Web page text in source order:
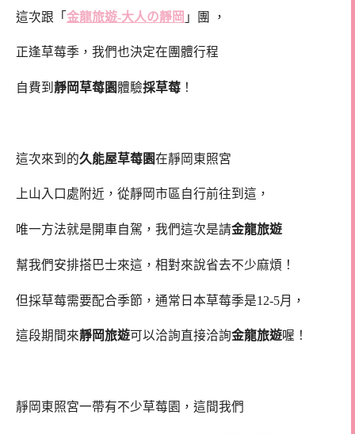
這次跟「 金龍旅遊-大人の靜岡 」團 ，
正逢草莓季，我們也決定在團體行程
自費到 靜岡草莓園體驗採草莓 ！
這次來到的久能屋草莓園在靜岡東照宮
上山入口處附近，從靜岡市區自行前往到這，
唯一方法就是開車自駕，我們這次是請金龍旅遊
幫我們安排搭巴士來這，相對來說省去不少麻煩！
但採草莓需要配合季節，通常日本草莓季是12-5月，
這段期間來靜岡旅遊可以洽詢直接洽詢金龍旅遊喔！
靜岡東照宮一帶有不少草莓園，這間我們